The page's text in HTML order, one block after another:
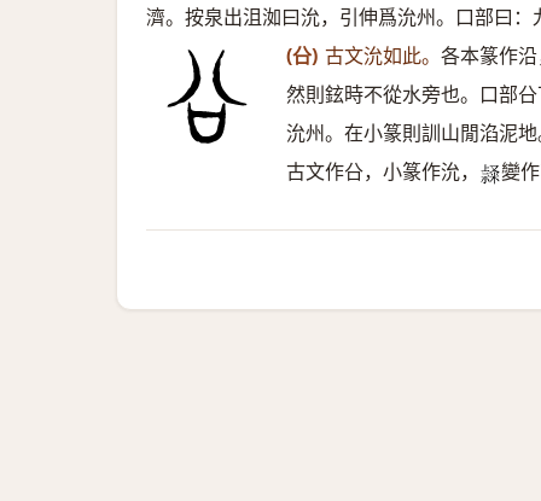
濟。按泉出沮洳曰沇，引伸爲沇州。口部曰
(㕣) 古文沇如此。 各本篆作
然則鉉時不從水旁也。口部
沇州。在小篆則訓山閒淊泥
古文作㕣，小篆作沇， 𥛬 變